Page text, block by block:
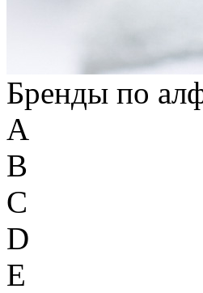
Бренды по
A
B
C
D
E